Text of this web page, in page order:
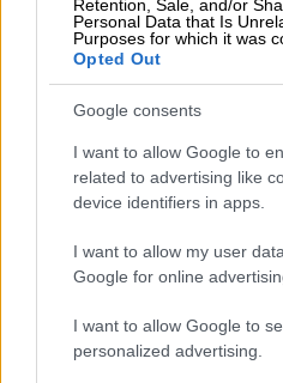
Retention, Sale, and/or
Personal Data that Is
Purposes for which it was
Opted Out
Google consents
I want to allow Google to
related to advertising like
device identifiers in apps.
I want to allow my user
Google for online
I want to allow Google to
personalized advertising.
«πρόκειται για τη
στην ιστορία της